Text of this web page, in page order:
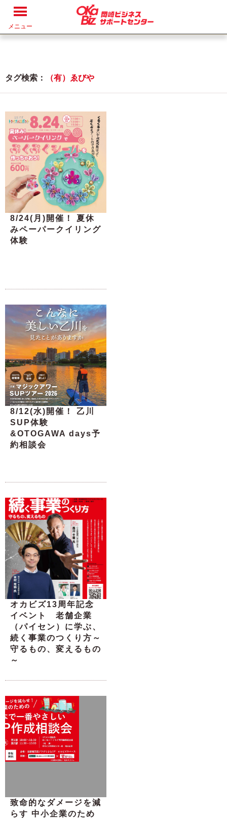
メニュー
タグ検索： （有）ゑびや
8/24(月)開催！ 夏休
みペーパークイリング
体験
8/12(水)開催！ 乙川
SUP体験
&OTOGAWA days予
約相談会
オカビズ13周年記念
イベント 老舗企業
（パイセン）に学ぶ、
続く事業のつくり方～
守るもの、変えるもの
～
致命的なダメージを減
らす 中小企業のため